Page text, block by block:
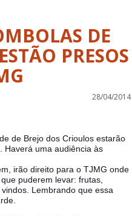
DE
PRESOS
28/04/2014
de Brejo dos Crioulos estarão
Haverá uma audiência às
irão direito para o TJMG onde
puderem levar: frutas,
Lembrando que essa